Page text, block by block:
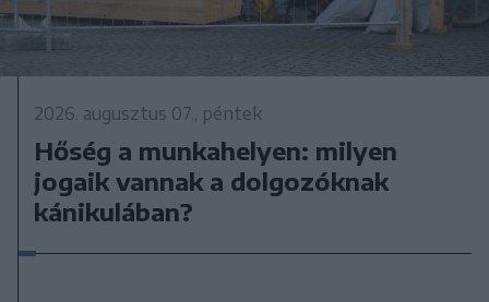
2026. augusztus 07., péntek
Hőség a munkahelyen: milyen
jogaik vannak a dolgozóknak
kánikulában?